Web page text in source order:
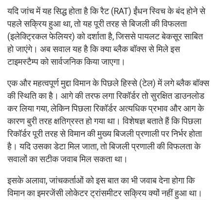
यदि जांच में यह सिद्ध होता है कि रैट (RAT) ईंधन स्विच के बंद होने से
पहले सक्रिय हुआ था, तो यह पूरी तरह से बिजली की विफलता
(इलेक्ट्रिकल फेलियर) को दर्शाता है, जिससे पायलट बेकसूर साबित
हो जाएंगे। अब सवाल यह है कि क्या ब्लैक बॉक्स से मिले इस
टाइमस्टैम्प को सार्वजनिक किया जाएगा।
एक और महत्वपूर्ण मुद्दा विमान के पिछले हिस्से (टेल) में लगे ब्लैक बॉक्स
की स्थिति का है। आगे की तरफ लगा रिकॉर्डर तो सुरक्षित डाउनलोड
कर लिया गया, लेकिन पिछला रिकॉर्डर अत्यधिक प्रभाव और आग के
कारण बुरी तरह क्षतिग्रस्त हो गया था। विशेषज्ञ बताते हैं कि पिछला
रिकॉर्डर पूरी तरह से विमान की मुख्य बिजली प्रणाली पर निर्भर होता
है। यदि उसका डेटा मिल जाता, तो बिजली प्रणाली की विफलता के
सवालों का सटीक जवाब मिल सकता था।
इसके अलावा, जांचकर्ताओं को इस बात का भी जवाब देना होगा कि
विमान का इमरजेंसी लोकेटर ट्रांसमीटर सक्रिय क्यों नहीं हुआ था।